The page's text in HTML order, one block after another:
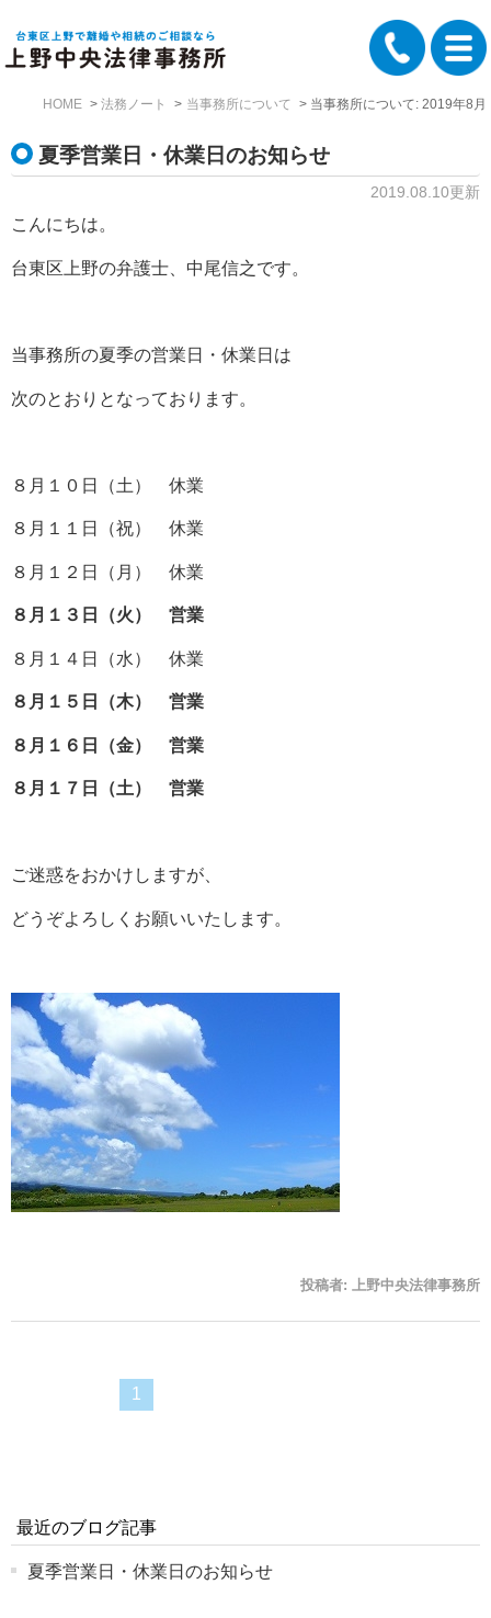
HOME 法務ノート 当事務所について 当事務所について: 2019年8月
夏季営業日・休業日のお知らせ
2019.08.10更新
こんにちは。
台東区上野の弁護士、中尾信之です。
当事務所の夏季の営業日・休業日は
次のとおりとなっております。
８月１０日（土） 休業
８月１１日（祝） 休業
８月１２日（月） 休業
８月１３日（火） 営業
８月１４日（水） 休業
８月１５日（木） 営業
８月１６日（金） 営業
８月１７日（土） 営業
ご迷惑をおかけしますが、
どうぞよろしくお願いいたします。
投稿者: 上野中央法律事務所
1
最近のブログ記事
夏季営業日・休業日のお知らせ